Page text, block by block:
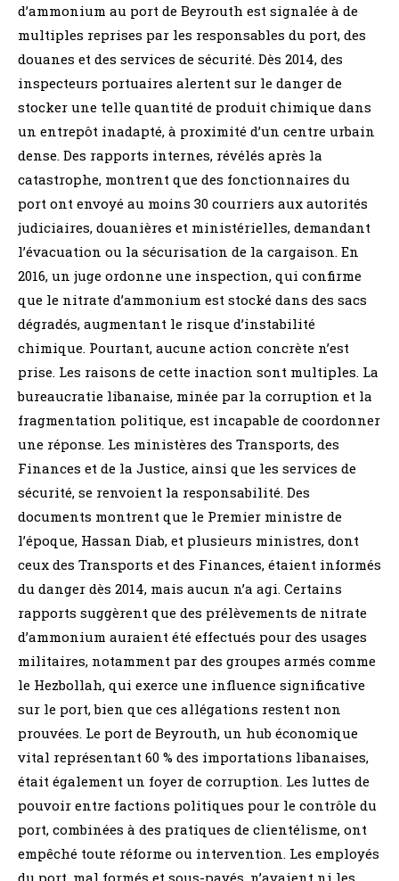
d’ammonium au port de Beyrouth est signalée à de
multiples reprises par les responsables du port, des
douanes et des services de sécurité. Dès 2014, des
inspecteurs portuaires alertent sur le danger de
stocker une telle quantité de produit chimique dans
un entrepôt inadapté, à proximité d’un centre urbain
dense. Des rapports internes, révélés après la
catastrophe, montrent que des fonctionnaires du
port ont envoyé au moins 30 courriers aux autorités
judiciaires, douanières et ministérielles, demandant
l’évacuation ou la sécurisation de la cargaison. En
2016, un juge ordonne une inspection, qui confirme
que le nitrate d’ammonium est stocké dans des sacs
dégradés, augmentant le risque d’instabilité
chimique. Pourtant, aucune action concrète n’est
prise. Les raisons de cette inaction sont multiples. La
bureaucratie libanaise, minée par la corruption et la
fragmentation politique, est incapable de coordonner
une réponse. Les ministères des Transports, des
Finances et de la Justice, ainsi que les services de
sécurité, se renvoient la responsabilité. Des
documents montrent que le Premier ministre de
l’époque, Hassan Diab, et plusieurs ministres, dont
ceux des Transports et des Finances, étaient informés
du danger dès 2014, mais aucun n’a agi. Certains
rapports suggèrent que des prélèvements de nitrate
d’ammonium auraient été effectués pour des usages
militaires, notamment par des groupes armés comme
le Hezbollah, qui exerce une influence significative
sur le port, bien que ces allégations restent non
prouvées. Le port de Beyrouth, un hub économique
vital représentant 60 % des importations libanaises,
était également un foyer de corruption. Les luttes de
pouvoir entre factions politiques pour le contrôle du
port, combinées à des pratiques de clientélisme, ont
empêché toute réforme ou intervention. Les employés
du port, mal formés et sous-payés, n’avaient ni les